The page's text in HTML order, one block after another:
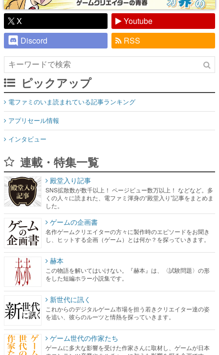
X
Youtube
Discord
RSS
ピックアップ
電ファミのいま読まれている記事ランキング
アプリセール情報
インタビュー
連載・特集一覧
殿堂入り記事
SNS拡散数が数千以上！ ページビュー数万以上！ などなど。多
くの人々に読まれた、電ファミ渾身の“殿堂入り”記事をまとめま
した。
ゲームの企画書
名作ゲームクリエイターの方々に製作時のエピソードをお聞き
し、ヒットする企画（ゲーム）とは何か？を探っていきます。
赫本
この物語を解いてはいけない。『赫本』は、〈試験問題〉の形
をした短編ホラー小説集です。
新世代に訊く
これからのデジタルゲーム市場を担う若きクリエイター達の姿
を追い、彼らのルーツと情熱を探っていきます。
ゲーム世代の作家たち
ゲームに多大な影響を受けた作家さんに取材し、ゲームが日本